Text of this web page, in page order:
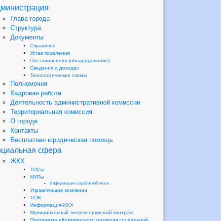
Глава города
Структура
Документы
Справочно
Устав поселения
Постановления (обнародование)
Сведения о доходах
Технологические схемы
Полномочия
Кадровая работа
Деятельность административной комиссии
Территориальная комиссия
О городе
Контакты
Бесплатная юридическая помощь
сфера
ЖКХ
ТОСы
МУПы
Информация о заработной плате
Управляющие компании
ТСЖ
Информация-ЖКХ
Муниципальный энергосервисный контракт
Программа «Комплексного развития социальной